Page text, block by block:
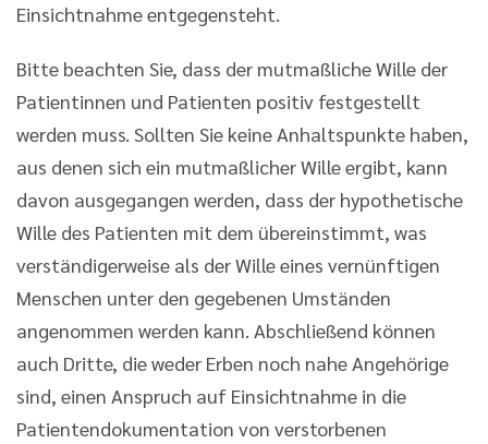
Einsichtnahme entgegensteht.
Bitte beachten Sie, dass der mutmaßliche Wille der
Patientinnen und Patienten positiv festgestellt
werden muss. Sollten Sie keine Anhaltspunkte haben,
aus denen sich ein mutmaßlicher Wille ergibt, kann
davon ausgegangen werden, dass der hypothetische
Wille des Patienten mit dem übereinstimmt, was
verständigerweise als der Wille eines vernünftigen
Menschen unter den gegebenen Umständen
angenommen werden kann. Abschließend können
auch Dritte, die weder Erben noch nahe Angehörige
sind, einen Anspruch auf Einsichtnahme in die
Patientendokumentation von verstorbenen